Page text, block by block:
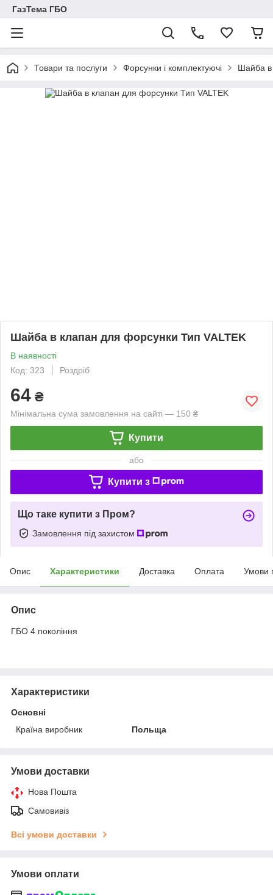
ГазТема ГБО
Товари та послуги Форсунки і комплектуючі Шайба в
Шайба в клапан для форсунки Тип VALTEK
В наявності
Код: 323
Роздріб
64 ₴
Мінімальна сума замовлення на сайті — 150 ₴
Купити
або
Купити з
Що таке купити з Пром?
Замовлення під захистом
Опис Характеристики Доставка Оплата Умови
Опис
ГБО 4 покоління
Характеристики
Основні
Країна виробник
Польща
Умови доставки
Нова Пошта
Самовивіз
Всі умови доставки
Умови оплати